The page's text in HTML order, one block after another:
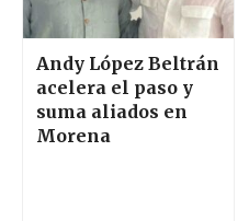
Andy López Beltrán
acelera el paso y
suma aliados en
Morena